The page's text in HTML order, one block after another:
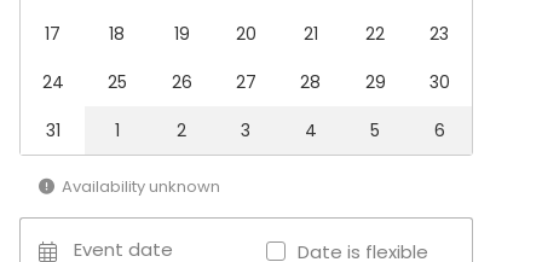
17
18 19 20 21 22
23
24
25 26 27 28 29
30
31
1 2 3 4 5 6
Availability unknown
Event date Date is flexible